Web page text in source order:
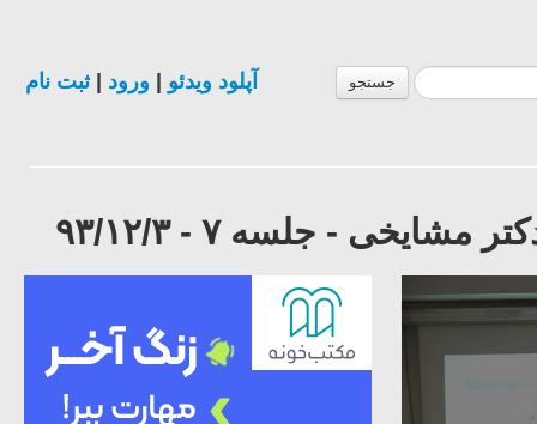
جستجو آپلود ویدئو ورود |ثبت نام
- جلسه ٧ - ٩٣/١٢/٣